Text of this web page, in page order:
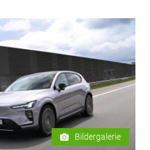
Bildergalerie